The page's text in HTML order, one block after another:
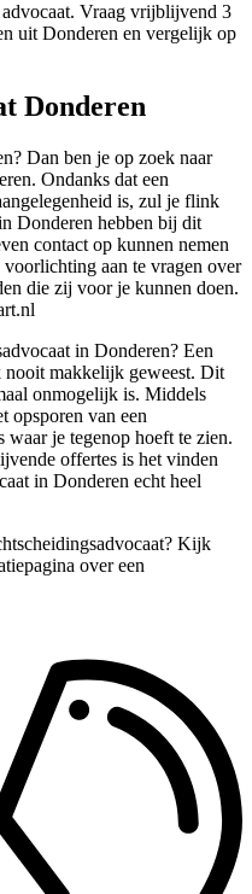
Vraag vrijblijvend 3
uit Donderen en vergelijk op
Donderen
Dan ben je op zoek naar
Ondanks dat een
is, zul je flink
Donderen hebben bij dit
contact op kunnen nemen
aan te vragen over
die zij voor je kunnen doen.
in Donderen? Een
nooit makkelijk geweest. Dit
onmogelijk is. Middels
opsporen van een
waar je tegenop hoeft te zien.
offertes is het vinden
in Donderen echt heel
Kijk
over een